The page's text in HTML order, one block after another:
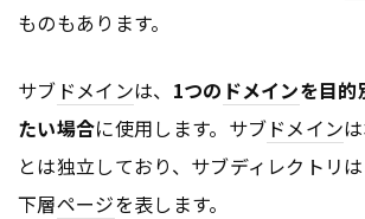
ものもあります。
サブ ドメインは、 1つの ドメインを目的
たい場合に使用します。サブドメイン
とは独立しており、サブディレクトリ
下層ページを表します。